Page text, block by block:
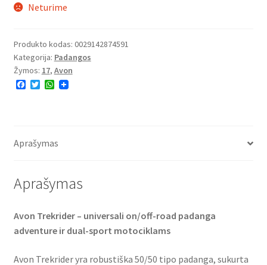
Neturime
Produkto kodas: 0029142874591
Kategorija: Padangos
Žymos: 17, Avon
F
o
T
r
W
p
Aprašymas
Aprašymas
Avon Trekrider – universali on/off-road padanga
adventure ir dual-sport motociklams
Avon Trekrider yra robustiška 50/50 tipo padanga, sukurta